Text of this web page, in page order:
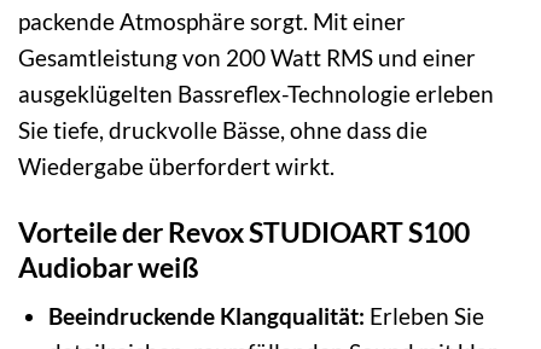
packende Atmosphäre sorgt. Mit einer
Gesamtleistung von 200 Watt RMS und einer
ausgeklügelten Bassreflex-Technologie erleben
Sie tiefe, druckvolle Bässe, ohne dass die
Wiedergabe überfordert wirkt.
Vorteile der Revox STUDIOART S100
Audiobar weiß
Beeindruckende Klangqualität: Erleben Sie